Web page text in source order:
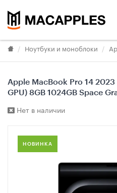
Ноутбуки и моноблоки
Apple MacBook Pro 14 2023
GPU) 8GB 1024GB Space
Нет в наличии
НОВИНКА